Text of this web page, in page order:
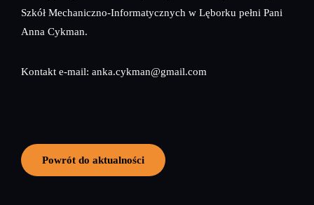
Szkół Mechaniczno-Informatycznych w Lęborku pełni Pani
Anna Cykman.
Kontakt e-mail: anka.cykman@gmail.com
Powrót do aktualności